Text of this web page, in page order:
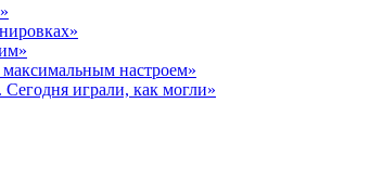
настроем»
играли, как могли»